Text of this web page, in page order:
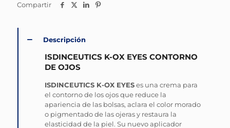
Compartir
Descripción
ISDINCEUTICS K-OX EYES CONTORNO
DE OJOS
ISDINCEUTICS K-OX EYESes una crema para
el contorno de los ojos que reduce la
apariencia de las bolsas, aclara el color morado
o pigmentado de las ojeras y restaura la
elasticidad de la piel. Su nuevo aplicador